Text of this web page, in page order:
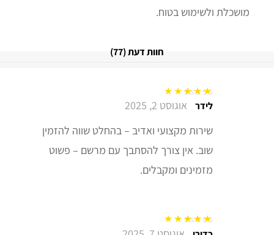
מושכלת ולשימוש בטוח.
חוות דעת (77)
דורג5מתוך 5 לידר אוגוסט 2, 2025
שירות מקצועי ואדיב – בהחלט שווה להזמין
שוב. אין צורך להסתבך עם מרשם – פשוט
מזמינים ומקבלים.